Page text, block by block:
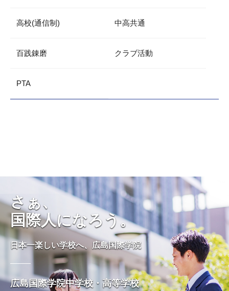
高校(通信制) 中高共通
百践錬磨 クラブ活動
PTA
さぁ、
国際人になろう。
日本一楽しい学校へ、広島国際学院
広島国際学院中学校・高等学校